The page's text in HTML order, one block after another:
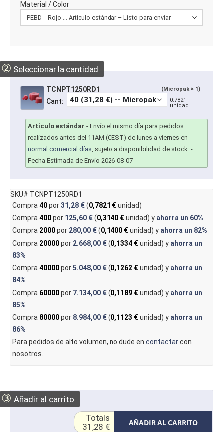
Material / Color
② Seleccionar la cantidad
TCNPT1250RD1 (Micropak × 1)
Cant:
0.7821
unidad
Articulo estándar - Envío el mismo día para pedidos
realizados antes del 11AM (CEST) de lunes a viernes en
normal comercial días, sujeto a disponibilidad de stock. -
Fecha Estimada de Envío 2026-08-07
SKU# TCNPT1250RD1
Compra 40por31,28 €(0,7821 €unidad)
Compra 400por 125,60 €(0,3140 €unidad) y ahorra un 60%
Compra 2000por 280,00 €(0,1400 €unidad) y ahorra un 82%
Compra 20000por 2.668,00 €(0,1334 €unidad) y ahorra un
83%
Compra40000por5.048,00 €(0,1262 €unidad) y ahorra un
84%
Compra 60000por 7.134,00 €(0,1189 €unidad) y ahorra un
85%
Compra 80000por 8.984,00 €(0,1123 €unidad) y ahorra un
86%
Para pedidos de alto volumen, no dude en contactarcon
nosotros.
③ Añadir al carrito
AÑADIR AL CARRITO
Totals
31,28 €